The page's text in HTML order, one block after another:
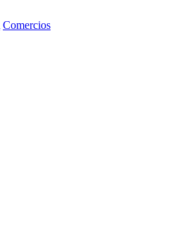
Comercios